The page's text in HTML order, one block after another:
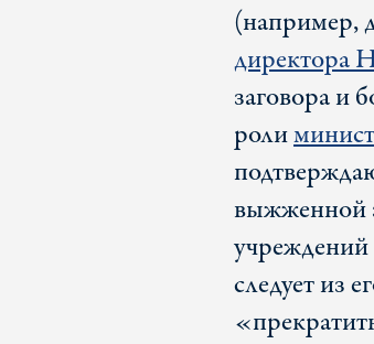
(например,
директора
заговора и
роли
выжженной
следует из